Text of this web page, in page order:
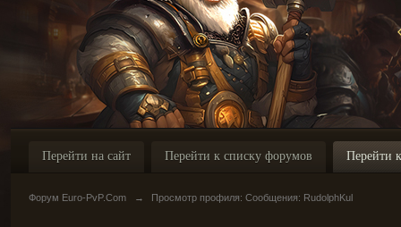
Перейти на сайт Перейти к списку форумов Перейти
Форум Euro-PvP.Com → Просмотр профиля: Сообщения: RudolphKul